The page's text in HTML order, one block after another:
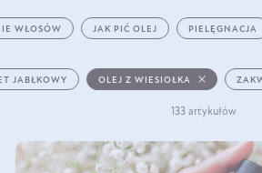
WŁOSÓW JAK PIĆ OLEJ PIELĘGNACJA
JABŁKOWY OLEJ Z WIESIOŁKA
133 artykułów